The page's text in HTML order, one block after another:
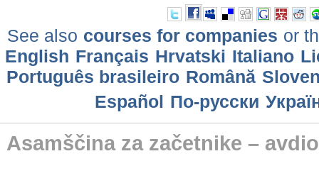
See also courses for companies or
English Français Hrvatski Italiano
Português brasileiro Română
Еspañol По-русски
Asamščina za začetnike –